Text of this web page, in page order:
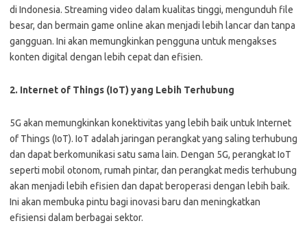
di Indonesia. Streaming video dalam kualitas tinggi, mengunduh file
besar, dan bermain game online akan menjadi lebih lancar dan tanpa
gangguan. Ini akan memungkinkan pengguna untuk mengakses
konten digital dengan lebih cepat dan efisien.
2. Internet of Things (IoT) yang Lebih Terhubung
5G akan memungkinkan konektivitas yang lebih baik untuk Internet
of Things (IoT). IoT adalah jaringan perangkat yang saling terhubung
dan dapat berkomunikasi satu sama lain. Dengan 5G, perangkat IoT
seperti mobil otonom, rumah pintar, dan perangkat medis terhubung
akan menjadi lebih efisien dan dapat beroperasi dengan lebih baik.
Ini akan membuka pintu bagi inovasi baru dan meningkatkan
efisiensi dalam berbagai sektor.